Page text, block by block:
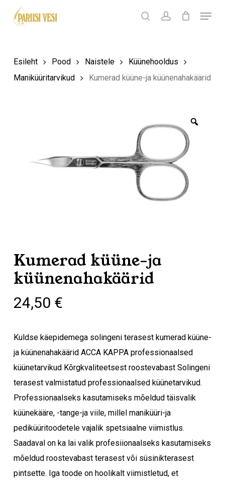
Products
search
searchaccount
Menu
Ostukorv
Esileht Pood Naistele
Küünehooldus
Maniküüritarvikud
Kumerad küüne-ja küünenahakäärid
Kumerad küüne-ja
küünenahakäärid
24,50 €
Kuldse käepidemega solingeni terasest kumerad küüne-
ja küünenahakäärid ACCA KAPPA professionaalsed
küünetarvikud Kõrgkvaliteetsest roostevabast Solingeni
terasest valmistatud professionaalsed küünetarvikud.
Professionaalseks kasutamiseks mõeldud täisvalik
küünekääre, -tange-ja viile, millel maniküüri-ja
pediküüritoodetele vajalik spetsiaalne viimistlus.
Saadaval on ka lai valik profesiionaalseks kasutamiseks
mõeldud roostevabast terasest või süsinikterasest
pintsette. Iga toode on hoolikalt viimistletud, et